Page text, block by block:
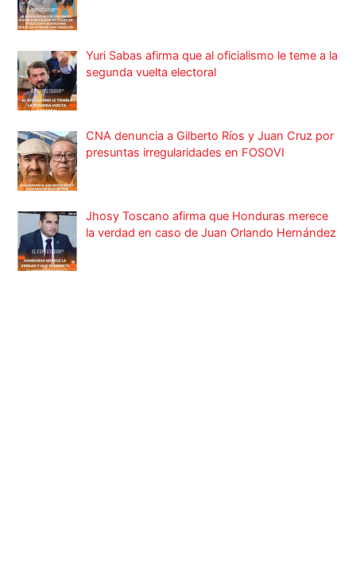
Yuri Sabas afirma que al oficialismo le teme a la
segunda vuelta electoral
CNA denuncia a Gilberto Ríos y Juan Cruz por
presuntas irregularidades en FOSOVI
Jhosy Toscano afirma que Honduras merece
la verdad en caso de Juan Orlando Hernández